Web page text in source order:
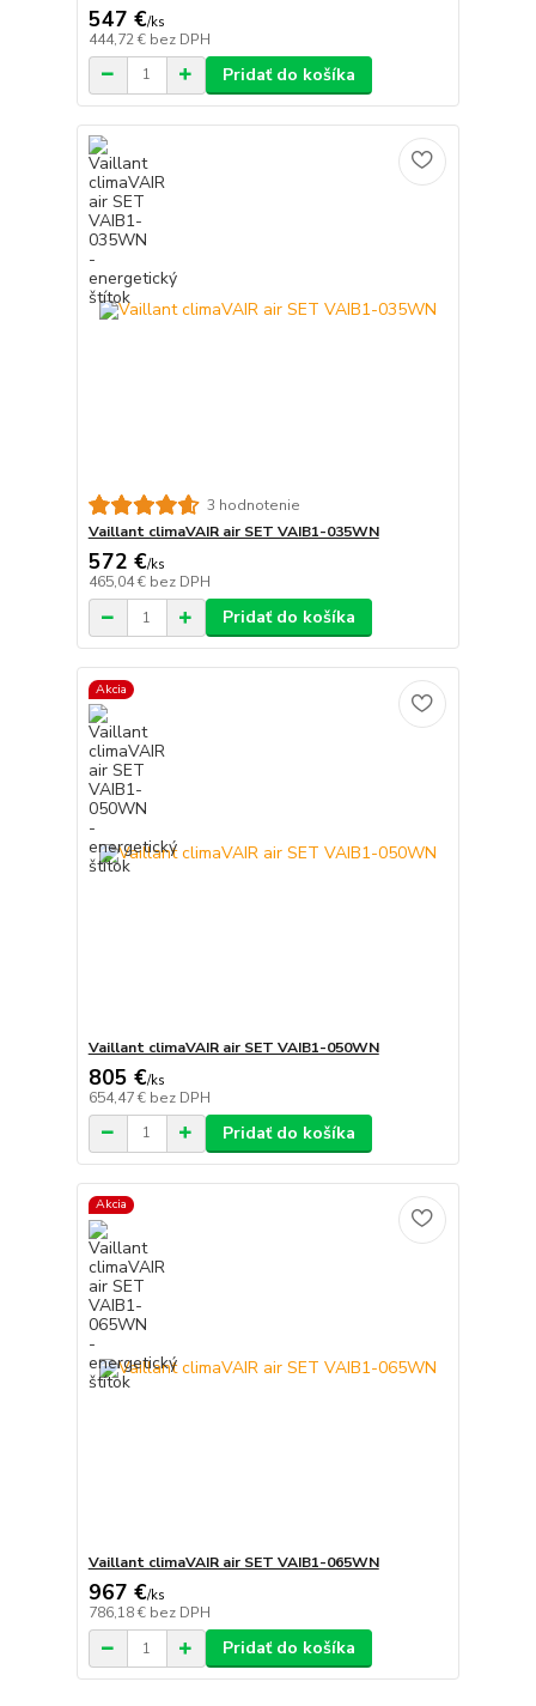
547 €/ks
444,72 € bez DPH
Pridať do košíka
3 hodnotenie
Vaillant climaVAIR air SET VAIB1-035WN
572 €/ks
465,04 € bez DPH
Pridať do košíka
Akcia
Vaillant climaVAIR air SET VAIB1-050WN
805 €/ks
654,47 € bez DPH
Pridať do košíka
Akcia
Vaillant climaVAIR air SET VAIB1-065WN
967 €/ks
786,18 € bez DPH
Pridať do košíka